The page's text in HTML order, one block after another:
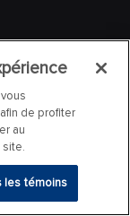
de profiter
au
site.
les témoins